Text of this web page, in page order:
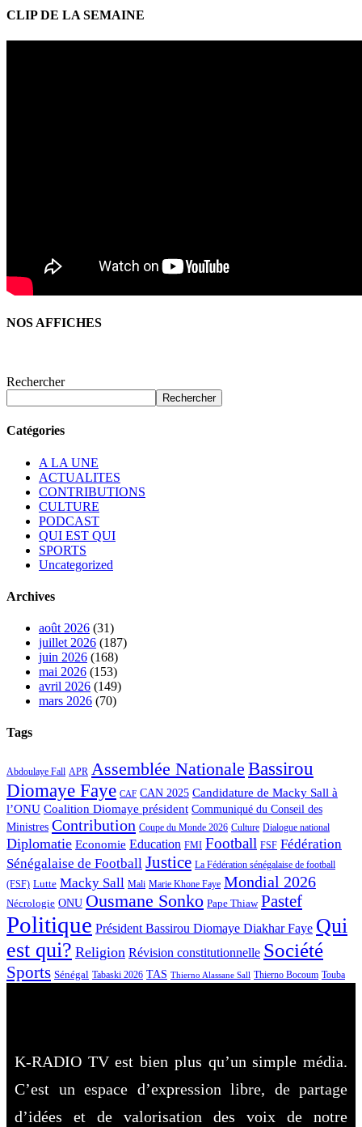
CLIP DE LA SEMAINE
NOS AFFICHES
Rechercher
Rechercher
Catégories
A LA UNE
ACTUALITES
CONTRIBUTIONS
CULTURE
PODCAST
QUI EST QUI
SPORTS
Uncategorized
Archives
août 2026 (31)
juillet 2026 (187)
juin 2026 (168)
mai 2026 (153)
avril 2026 (149)
mars 2026 (70)
Tags
Abdoulaye Fall APR Assemblée Nationale Bassirou
Diomaye Faye CAF CAN 2025 Candidature de Macky Sall à
l’ONU Coalition Diomaye président Communiqué du Conseil des
Ministres Contribution Coupe du Monde 2026 Culture Dialogue national
Diplomatie Economie Education FMI Football FSF Fédération
Sénégalaise de Football Justice La Fédération sénégalaise de football
(FSF) Lutte Macky Sall Mali Marie Khone Faye Mondial 2026
Nécrologie ONU Ousmane Sonko Pape Thiaw Pastef
Politique Président Bassirou Diomaye Diakhar Faye Qui
est qui? Religion Révision constitutionnelle Société
Sports Sénégal Tabaski 2026 TAS Thierno Alassane Sall Thierno Bocoum Touba
K-RADIO TV est bien plus qu’un simple média.
C’est un espace d’expression libre, de partage
d’idées et de valorisation des voix de notre